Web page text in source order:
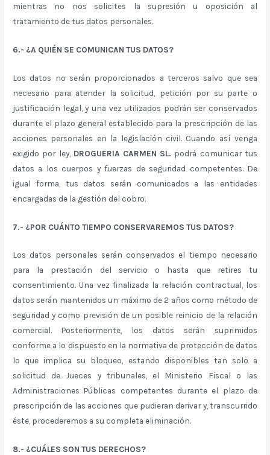
mientras no nos solicites la supresión u oposición al
tratamiento de tus datos personales.
6.- ¿A QUIÉN SE COMUNICAN TUS DATOS?
Los datos no serán proporcionados a terceros salvo que sea
necesario para atender la solicitud, petición por su parte o
justificación legal, y una vez utilizados podrán ser conservados
durante el plazo general establecido para la prescripción de las
acciones personales en la legislación civil. Cuando así venga
exigido por ley, DROGUERIA CARMEN SL. podrá comunicar tus
datos a los cuerpos y fuerzas de seguridad competentes. De
igual forma, tus datos serán comunicados a las entidades
encargadas de la gestión del cobro.
7.- ¿POR CUÁNTO TIEMPO CONSERVAREMOS TUS DATOS?
Los datos personales serán conservados el tiempo necesario
para la prestación del servicio o hasta que retires tu
consentimiento. Una vez finalizada la relación contractual, los
datos serán mantenidos un máximo de 2 años como método de
seguridad y como previsión de un posible reinicio de la relación
comercial. Posteriormente, los datos serán suprimidos
conforme a lo dispuesto en la normativa de protección de datos
lo que implica su bloqueo, estando disponibles tan solo a
solicitud de Jueces y tribunales, el Ministerio Fiscal o las
Administraciones Públicas competentes durante el plazo de
prescripción de las acciones que pudieran derivar y, transcurrido
éste, procederemos a su completa eliminación.
8.- ¿CUÁLES SON TUS DERECHOS?